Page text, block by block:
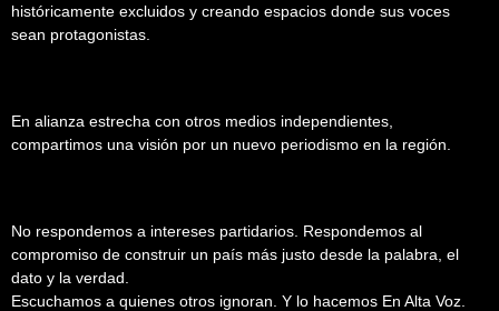
históricamente excluidos y creando espacios donde sus voces
sean protagonistas.
En alianza estrecha con otros medios independientes,
compartimos una visión por un nuevo periodismo en la región.
No respondemos a intereses partidarios. Respondemos al
compromiso de construir un país más justo desde la palabra, el
dato y la verdad.
Escuchamos a quienes otros ignoran. Y lo hacemos En Alta Voz.